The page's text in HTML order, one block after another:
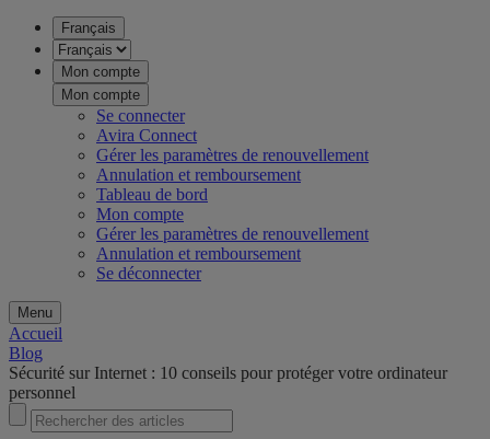
Français
Mon compte
Mon compte
Se connecter
Avira Connect
Gérer les paramètres de renouvellement
Annulation et remboursement
Tableau de bord
Mon compte
Gérer les paramètres de renouvellement
Annulation et remboursement
Se déconnecter
Menu
Accueil
Blog
Sécurité sur Internet : 10 conseils pour protéger votre ordinateur
personnel